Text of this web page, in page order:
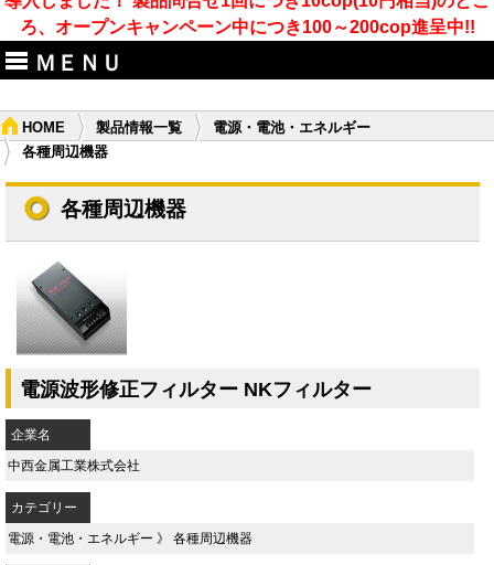
ろ、オープンキャンペーン中につき100～200cop進呈中!!
ＭＥＮＵ
HOME 製品情報一覧
電源・電池・エネルギー
各種周辺機器
各種周辺機器
電源波形修正フィルター NKフィルター
企業名
中西金属工業株式会社
カテゴリー
電源・電池・エネルギー 》 各種周辺機器